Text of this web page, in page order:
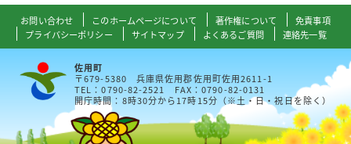
お問い合わせ このホームページについて 著作権について
免責事項
プライバシーポリシー
サイトマップ よくあるご質問 連絡先一覧
佐用町
〒679-5380 兵庫県佐用郡佐用町佐用2611-1
TEL：0790-82-2521 FAX：0790-82-0131
開庁時間：8時30分から17時15分（※土・日・祝日を除く）